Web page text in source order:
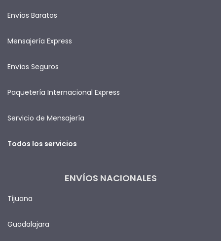
Envíos Baratos
Mensajería Express
Envíos Seguros
Paquetería Internacional Express
Servicio de Mensajería
Todos los servicios
ENVÍOS NACIONALES
Tijuana
Guadalajara